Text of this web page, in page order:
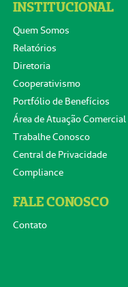
INSTITUCIONAL
Quem Somos
Relatórios
Diretoria
Cooperativismo
Portfólio de Benefícios
Área de Atuação Comercial
Trabalhe Conosco
Central de Privacidade
Compliance
FALE CONOSCO
Contato